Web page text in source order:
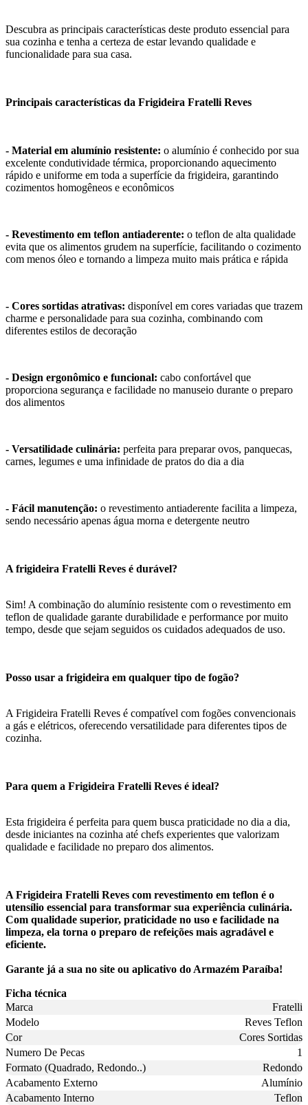
Descubra as principais características deste produto essencial para
sua cozinha e tenha a certeza de estar levando qualidade e
funcionalidade para sua casa.
Principais características da Frigideira Fratelli Reves
- Material em alumínio resistente: o alumínio é conhecido por sua
excelente condutividade térmica, proporcionando aquecimento
rápido e uniforme em toda a superfície da frigideira, garantindo
cozimentos homogêneos e econômicos
- Revestimento em teflon antiaderente: o teflon de alta qualidade
evita que os alimentos grudem na superfície, facilitando o cozimento
com menos óleo e tornando a limpeza muito mais prática e rápida
- Cores sortidas atrativas: disponível em cores variadas que trazem
charme e personalidade para sua cozinha, combinando com
diferentes estilos de decoração
- Design ergonômico e funcional: cabo confortável que
proporciona segurança e facilidade no manuseio durante o preparo
dos alimentos
- Versatilidade culinária: perfeita para preparar ovos, panquecas,
carnes, legumes e uma infinidade de pratos do dia a dia
- Fácil manutenção: o revestimento antiaderente facilita a limpeza,
sendo necessário apenas água morna e detergente neutro
A frigideira Fratelli Reves é durável?
Sim! A combinação do alumínio resistente com o revestimento em
teflon de qualidade garante durabilidade e performance por muito
tempo, desde que sejam seguidos os cuidados adequados de uso.
Posso usar a frigideira em qualquer tipo de fogão?
A Frigideira Fratelli Reves é compatível com fogões convencionais
a gás e elétricos, oferecendo versatilidade para diferentes tipos de
cozinha.
Para quem a Frigideira Fratelli Reves é ideal?
Esta frigideira é perfeita para quem busca praticidade no dia a dia,
desde iniciantes na cozinha até chefs experientes que valorizam
qualidade e facilidade no preparo dos alimentos.
A Frigideira Fratelli Reves com revestimento em teflon é o
utensílio essencial para transformar sua experiência culinária.
Com qualidade superior, praticidade no uso e facilidade na
limpeza, ela torna o preparo de refeições mais agradável e
eficiente.
Garante já a sua no site ou aplicativo do Armazém Paraíba!
Ficha técnica
Marca
Fratelli
Modelo
Reves Teflon
Cor
Cores Sortidas
Numero De Pecas
1
Formato (Quadrado, Redondo..)
Redondo
Acabamento Externo
Alumínio
Acabamento Interno
Teflon